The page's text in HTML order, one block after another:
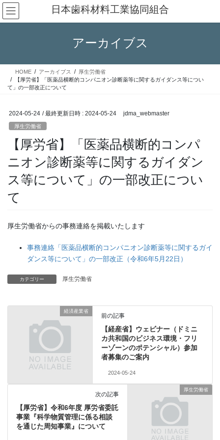
コ
ン
テ
ス
ナ
ビ
ゲ
ン
日本歯科材料工業協同組合
アーカイブス
HOME アーカイブス
厚生労働省
【厚労省】「医薬品横断的コンパニオン診断薬等に関するガイダンス等につい
て」の一部改正について
2024-05-24 / 最終更新日時 : 2024-05-24 jdma_webmaster
厚生労働省
【厚労省】「医薬品横断的コンパ
ニオン診断薬等に関するガイダン
ス等について」の一部改正につい
て
厚生労働省からの事務連絡を掲載いたします
事務連絡「医薬品横断的コンパニオン診断薬等に関するガイ
ダンス等について」の一部改正（令和6年5月22日）
カテゴリー 厚生労働省
経済産業省
前の記事
【経産省】ウェビナー（ドミニ
カ共和国のビジネス環境・フリ
ーゾーンのポテンシャル）参加
者募集のご案内
2024-05-24
厚生労働省
次の記事
【厚労省】令和6年度 厚労省委託
事業『科学物質管理に係る相談
を通じた周知事業』について